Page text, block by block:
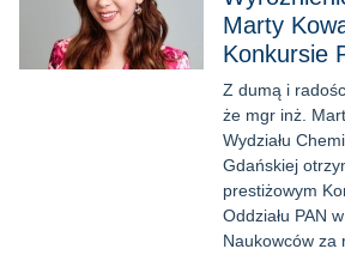
Marty
Konkursie
Z dumą i
że mgr inż.
Wydziału
Gdańskiej
prestiżowym
Oddziału PAN
Naukowców za